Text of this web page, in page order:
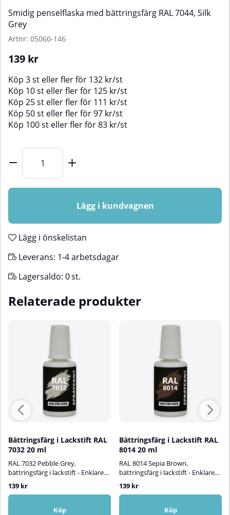
Smidig penselflaska med bättringsfärg RAL 7044, Silk
Grey
Artnr: 05060-146
139 kr
Köp 3 st eller fler för 132 kr/st
Köp 10 st eller fler för 125 kr/st
Köp 25 st eller fler för 111 kr/st
Köp 50 st eller fler för97 kr/st
Köp 100 st eller fler för83 kr/st
Lägg i kundvagnen
Lägg i önskelistan
Leverans: 1-4 arbetsdagar
Lagersaldo: 0st.
Relaterade produkter
Bättringsfärg i Lackstift RAL
7032 20 ml
RAL 7032 Pebble Grey,
bättringsfärg i lackstift - Enklare
än någonsin att åtgärda små
lackskador!Spraycans RAL-
lackstift är en vattenbaserad,
halvblank bättringsfärg i smidig
139 kr
Köp
Bättringsfärg i Lackstift RAL
8014 20 ml
RAL 8014 Sepia Brown,
bättringsfärg i lackstift - Enklare
än någonsin att åtgärda
lackskador!Spraycans RAL-
lackstift är en vattenbaserad,
halvblank bättringsfärg i smidig
139 kr
Köp